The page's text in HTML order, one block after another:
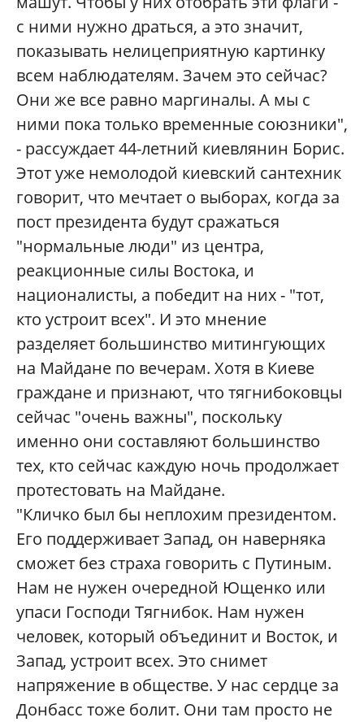
с ними нужно драться, а это значит,
показывать нелицеприятную картинку
всем наблюдателям. Зачем это сейчас?
Они же все равно маргиналы. А мы с
ними пока только временные союзники",
- рассуждает 44-летний киевлянин Борис.
Этот уже немолодой киевский сантехник
говорит, что мечтает о выборах, когда за
пост президента будут сражаться
"нормальные люди" из центра,
реакционные силы Востока, и
националисты, а победит на них - "тот,
кто устроит всех". И это мнение
разделяет большинство митингующих
на Майдане по вечерам. Хотя в Киеве
граждане и признают, что тягнибоковцы
сейчас "очень важны", поскольку
именно они составляют большинство
тех, кто сейчас каждую ночь продолжает
протестовать на Майдане.
"Кличко был бы неплохим президентом.
Его поддерживает Запад, он наверняка
сможет без страха говорить с Путиным.
Нам не нужен очередной Ющенко или
упаси Господи Тягнибок. Нам нужен
человек, который объединит и Восток, и
Запад, устроит всех. Это снимет
напряжение в обществе. У нас сердце за
Донбасс тоже болит. Они там просто не